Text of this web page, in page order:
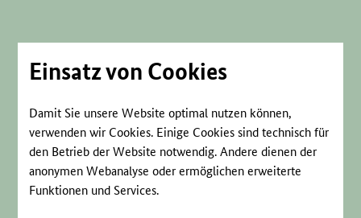
Einsatz von Cookies
Damit Sie unsere Website optimal nutzen können,
verwenden wir Cookies. Einige Cookies sind technisch für
den Betrieb der Website notwendig. Andere dienen der
anonymen Webanalyse oder ermöglichen erweiterte
Funktionen und Services.